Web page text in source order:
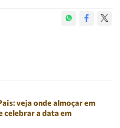
veja onde almoçar em
celebrar a data em